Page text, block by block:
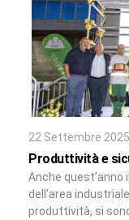
22 Settembre
Produttività e
Anche quest’anno
dell’area
produttività, si